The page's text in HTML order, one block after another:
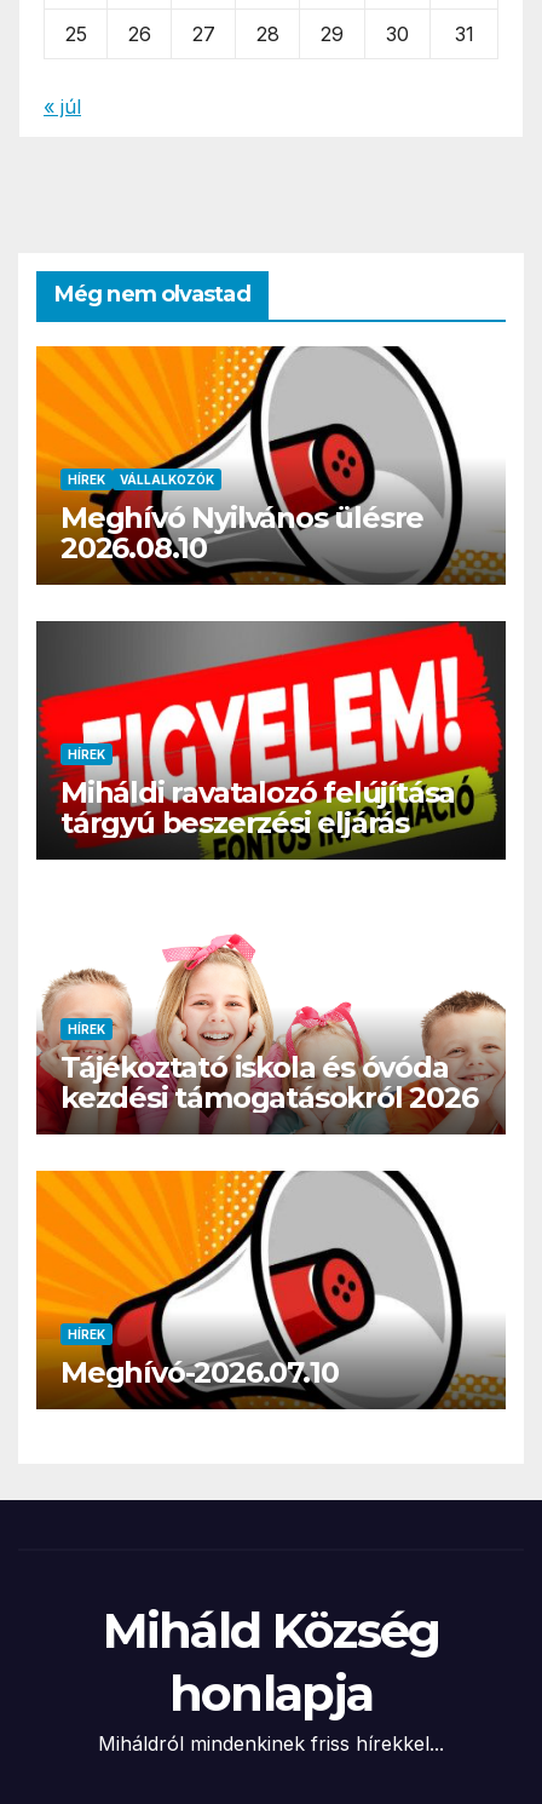
25 26 27 28 29 30 31
« júl
Még nem olvastad
HÍREK VÁLLALKOZÓK
Meghívó Nyilvános ülésre
2026.08.10
HÍREK
Miháldi ravatalozó felújítása
tárgyú beszerzési eljárás
HÍREK
Tájékoztató iskola és óvóda
kezdési támogatásokról 2026
HÍREK
Meghívó-2026.07.10
Miháld Község
honlapja
Miháldról mindenkinek friss hírekkel...